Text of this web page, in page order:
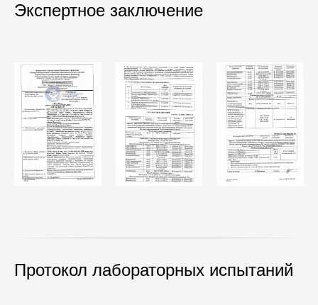
Экспертное заключение
Протокол лабораторных испытаний